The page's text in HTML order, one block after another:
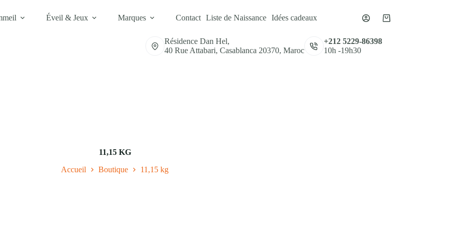
Résidence Dan Hel,
40 Rue Attabari, Casablanca 20370, Maroc
+212 5229-86398
10h -19h30
Éveil & Jeux Marques Contact Liste de Naissance Idées cadeaux
Panier
11,15 KG
Accueil Boutique 11,15 kg